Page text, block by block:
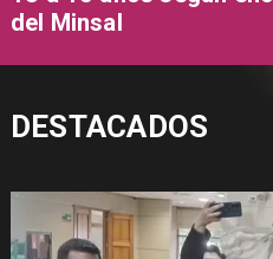
del Minsal
DESTACADOS